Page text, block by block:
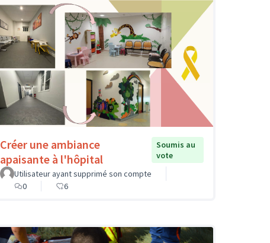
Créer une ambiance
apaisante à l'hôpital
Soumis au
vote
Utilisateur ayant supprimé son compte
0
6